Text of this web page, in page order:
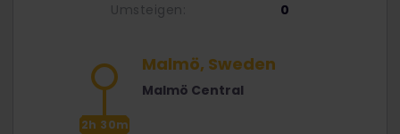
Umsteigen:
0
Malmö, Sweden
Malmö Central
2h 30m